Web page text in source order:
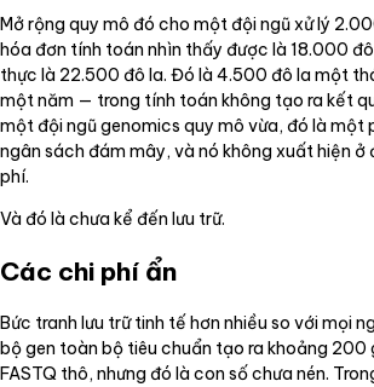
Mở rộng quy mô đó cho một đội ngũ xử lý
hóa đơn tính toán nhìn thấy được là 18.000
thực là 22.500 đô la. Đó là 4.500 đô la một
một năm — trong tính toán không tạo ra kết
một đội ngũ genomics quy mô vừa, đó là một
ngân sách đám mây, và nó không xuất hiện ở
phí.
Và đó là chưa kể đến lưu trữ.
Các chi phí ẩn
Bức tranh lưu trữ tinh tế hơn nhiều so với mọi
bộ gen toàn bộ tiêu chuẩn tạo ra khoảng 200
FASTQ thô, nhưng đó là con số chưa nén.